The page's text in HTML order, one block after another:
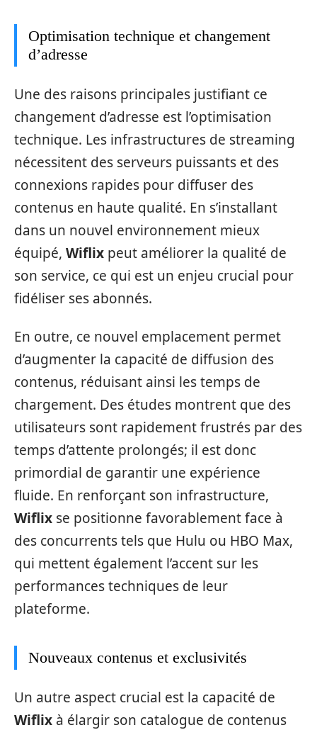
Optimisation technique et changement
d’adresse
Une des raisons principales justifiant ce
changement d’adresse est l’optimisation
technique. Les infrastructures de streaming
nécessitent des serveurs puissants et des
connexions rapides pour diffuser des
contenus en haute qualité. En s’installant
dans un nouvel environnement mieux
équipé, Wiflix peut améliorer la qualité de
son service, ce qui est un enjeu crucial pour
fidéliser ses abonnés.
En outre, ce nouvel emplacement permet
d’augmenter la capacité de diffusion des
contenus, réduisant ainsi les temps de
chargement. Des études montrent que des
utilisateurs sont rapidement frustrés par des
temps d’attente prolongés; il est donc
primordial de garantir une expérience
fluide. En renforçant son infrastructure,
Wiflix se positionne favorablement face à
des concurrents tels que Hulu ou HBO Max,
qui mettent également l’accent sur les
performances techniques de leur
plateforme.
Nouveaux contenus et exclusivités
Un autre aspect crucial est la capacité de
Wiflix à élargir son catalogue de contenus